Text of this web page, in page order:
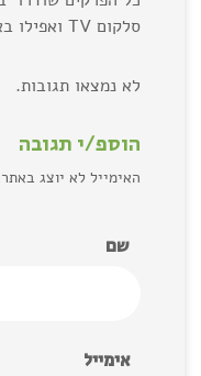
סלקום TV ואפילו באיטליה עצמה!
לא נמצאו תגובות.
הוספ/י תגובה
האימייל לא יוצג
שם
אימייל